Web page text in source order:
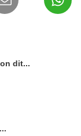
dit...